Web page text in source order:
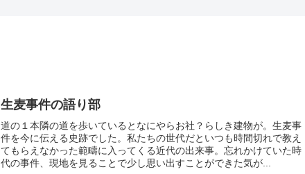
生麦事件の語り部
道の１本隣の道を歩いているとなにやらお社？らしき建物が。生麦事
件を今に伝える史跡でした。私たちの世代だといつも時間切れで教え
てもらえなかった範疇に入ってくる近代の出来事。忘れかけていた時
代の事件、現地を見ることで少し思い出すことができた気が...